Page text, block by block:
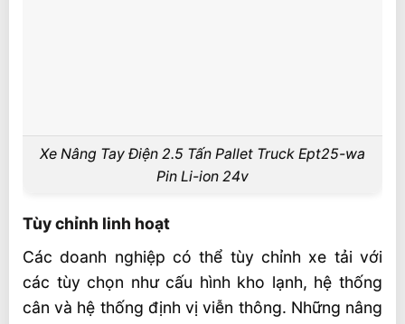
Xe Nâng Tay Điện 2.5 Tấn Pallet Truck Ept25-wa
Pin Li-ion 24v
Tùy chỉnh linh hoạt
Các doanh nghiệp có thể tùy chỉnh xe tải với
các tùy chọn như cấu hình kho lạnh, hệ thống
cân và hệ thống định vị viễn thông. Những nâng